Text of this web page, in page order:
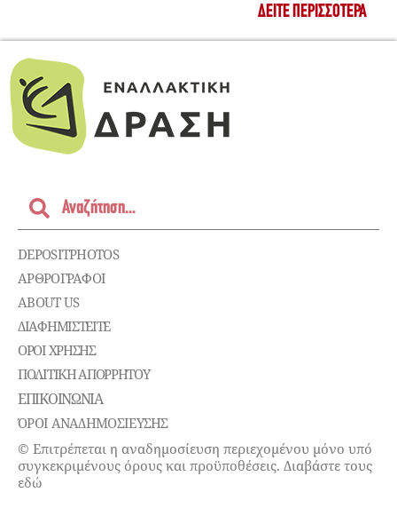
ΔΕΊΤΕ ΠΕΡΙΣΣΌΤΕΡΑ
DEPOSITPHOTOS
ΑΡΘΡΟΓΡΑΦΟΙ
ABOUT US
ΔΙΑΦΗΜΙΣΤΕΊΤΕ
ΌΡΟΙ ΧΡΉΣΗΣ
ΠΟΛΙΤΙΚΉ ΑΠΟΡΡΉΤΟΥ
ΕΠΙΚΟΙΝΩΝΊΑ
ΌΡΟΙ ΑΝΑΔΗΜΟΣΙΕΥΣΗΣ
© Επιτρέπεται η αναδημοσίευση περιεχομένου μόνο υπό
συγκεκριμένους όρους και προϋποθέσεις. Διαβάστε τους
εδώ